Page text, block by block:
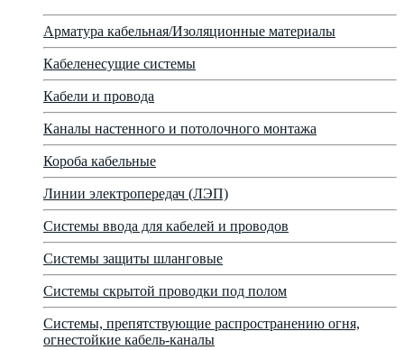
Арматура кабельная/Изоляционные материалы
Кабеленесущие системы
Кабели и провода
Каналы настенного и потолочного монтажа
Короба кабельные
Линии электропередач (ЛЭП)
Системы ввода для кабелей и проводов
Системы защиты шланговые
Системы скрытой проводки под полом
Системы, препятствующие распространению огня,
огнестойкие кабель-каналы